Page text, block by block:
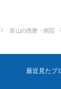
富山の医療・病院
最近見たプ